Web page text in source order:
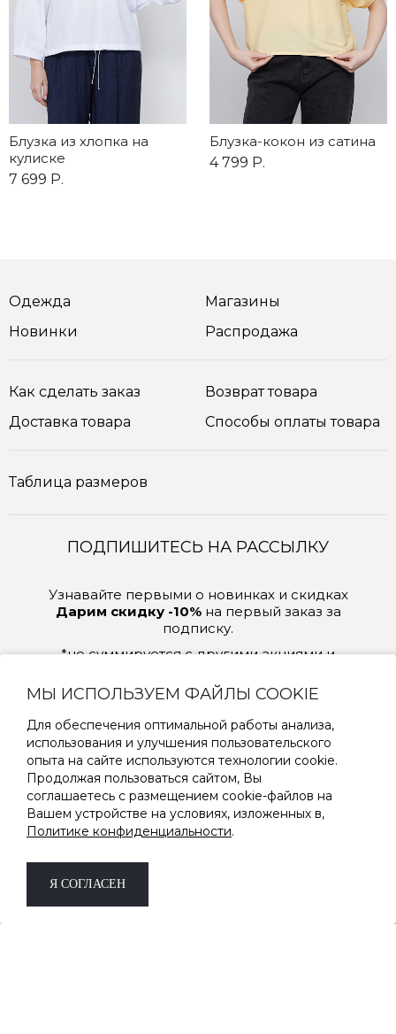
Блузка из хлопка на
кулиске
7 699 Р.
Блузка-кокон из сатина
4 799 Р.
Одежда
Новинки
Магазины
Распродажа
Как сделать заказ
Доставка товара
Возврат товара
Способы оплаты товара
Таблица размеров
ПОДПИШИТЕСЬ НА РАССЫЛКУ
Узнавайте первыми о новинках и скидках
Дарим скидку -10%на первый заказ за
подписку.
*не суммируется с другими акциями и
Соглашаюсь на обработкуперсональных данных
МЫ ИСПОЛЬЗУЕМ ФАЙЛЫ COOKIE
Для обеспечения оптимальной работы анализа,
использования и улучшения пользовательского
опыта на сайте используются технологии cookie.
Продолжая пользоваться сайтом, Вы
соглашаетесь с размещением cookie-файлов на
Вашем устройстве на условиях, изложенных в,
Политике конфиденциальности.
Я СОГЛАСЕН